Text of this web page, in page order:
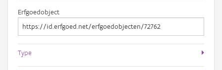
Erfgoedobject
Type